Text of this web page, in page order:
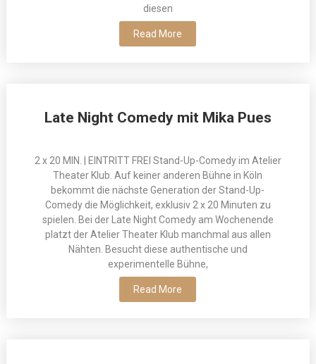
diesen
Read More
Late Night Comedy mit Mika Pues
2 x 20 MIN. | EINTRITT FREI Stand-Up-Comedy im Atelier
Theater Klub. Auf keiner anderen Bühne in Köln
bekommt die nächste Generation der Stand-Up-
Comedy die Möglichkeit, exklusiv 2 x 20 Minuten zu
spielen. Bei der Late Night Comedy am Wochenende
platzt der Atelier Theater Klub manchmal aus allen
Nähten. Besucht diese authentische und
experimentelle Bühne,
Read More